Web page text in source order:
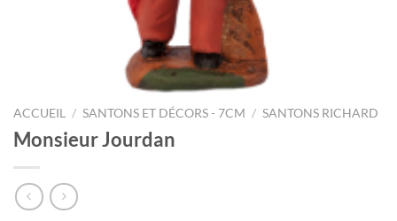
ACCUEIL / SANTONS ET DÉCORS - 7CM / SANTONS RICHARD
Monsieur Jourdan